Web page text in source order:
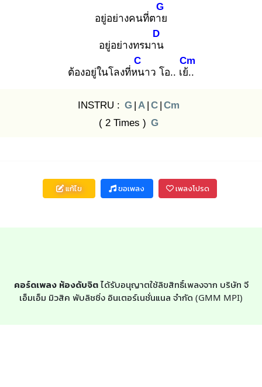
อยู่อย่างคนที่ตาย
G
อยู่อย่างทรมาน
D
ต้องอยู่ในโลงที่หน
C
าว โอ.. เย้..
Cm
INSTRU : G | A | C | Cm
( 2 Times ) G
แก้ไข ขอเพลง เพลงโปรด
คอร์ดเพลง ห้องดับจิตได้รับอนุญาตใช้ลิขสิทธิ์เพลงจาก บริษัท จี
เอ็มเอ็ม มิวสิค พับลิชชิ่ง อินเตอร์เนชั่นแนล จำกัด (GMM MPI)